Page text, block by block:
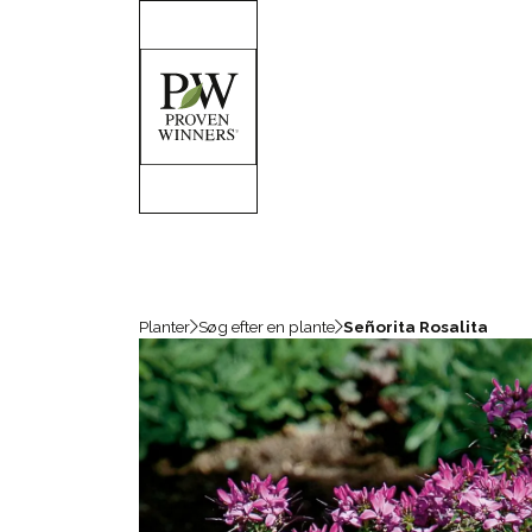
Planter Søg efter en plante Señorita Rosalita